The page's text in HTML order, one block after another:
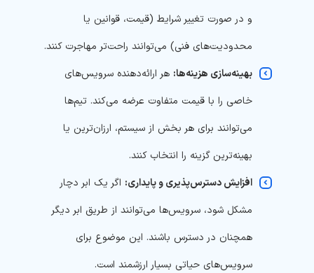
و در صورت تغییر شرایط (قیمت، قوانین یا
محدودیت‌های فنی) می‌توانند راحت‌تر مهاجرت کنند.
بهینه‌سازی هزینه‌ها: هر ارائه‌دهنده سرویس‌های
خاصی را با قیمت متفاوت عرضه می‌کند. تیم‌ها
می‌توانند برای هر بخش از سیستم، ارزان‌ترین یا
بهینه‌ترین گزینه را انتخاب کنند.
افزایش دسترس‌پذیری و پایداری: اگر یک ابر دچار
مشکل شود، سرویس‌ها می‌توانند از طریق ابر دیگر
همچنان در دسترس باشند. این موضوع برای
سرویس‌های حیاتی بسیار ارزشمند است.